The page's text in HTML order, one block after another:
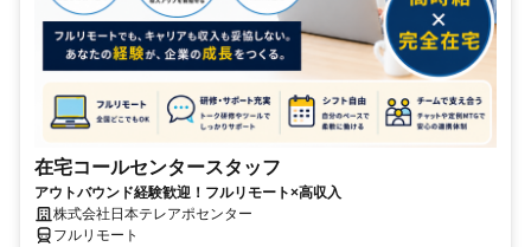
在宅コールセンタースタッフ
アウトバウンド経験歓迎！フルリモート×高収入
株式会社日本テレアポセンター
フルリモート